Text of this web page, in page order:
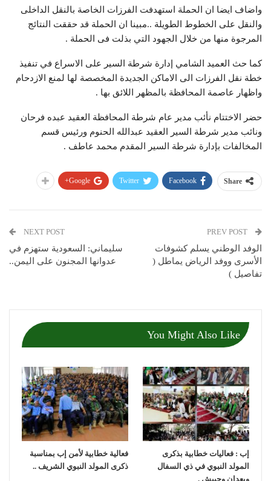
واضاف ايضا ان الحملة استهدفت الفرزات الخاصة بالنقل الداخلى
والنقل على الخطوط الطويلة ..مبينا ان الحملة قد حققت النتائج
المرجوة منها من خلال الجهود التي بذلت فى الحملة .
كما حث العميد الشامي إدارة شرطة السير على الاسراع في تنفيذ
خطة نقل الفرزات الى الاماكن الجديدة المخصصة لها لمنع الازدحام
واظهار عاصمة المحافظة بالمظهر اللائق بها .
حضر الاختتام نأئب مدير عام شرطة المحافظة العقيد عبده فرحان
ونائب مدير شرطة السير العقيد عبدالله الحنوم ورئيس قسم
المخالفات بإدارة شرطة السير المقدم محمد عاطف .
Share
Facebook
Twitter
Google+
الوفد الوطني يسلم كشوفات
الأسرى ووفد الرياض يماطل (
تفاصيل )
NEXT POST
سليماني: السعودية ستهزم في
عدوانها المجنون على اليمن..
You Might Also Like
إب : فعاليات خطابية بذكرى
المولد النبوي في ذي السفال
وبعدان وحبيش .
فعالية خطابية لأمن إب بمناسبة
ذكرى المولد النبوي الشريف ..